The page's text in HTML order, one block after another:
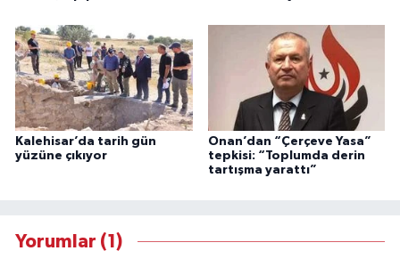
Kalehisar’da tarih gün
yüzüne çıkıyor
Onan’dan “Çerçeve Yasa”
tepkisi: “Toplumda derin
tartışma yarattı”
Yorumlar (1)